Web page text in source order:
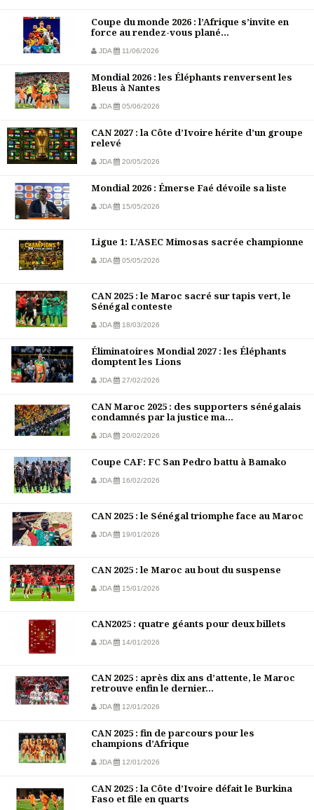
Coupe du monde 2026 : l’Afrique s’invite en
force au rendez-vous plané...
JDA 11/06/2026
Mondial 2026 : les Éléphants renversent les
Bleus à Nantes
JDA 05/06/2026
CAN 2027 : la Côte d’Ivoire hérite d’un groupe
relevé
JDA 20/05/2026
Mondial 2026 : Émerse Faé dévoile sa liste
JDA 15/05/2026
Ligue 1: L’ASEC Mimosas sacrée championne
JDA 05/05/2026
CAN 2025 : le Maroc sacré sur tapis vert, le
Sénégal conteste
JDA 18/03/2026
Éliminatoires Mondial 2027 : les Éléphants
domptent les Lions
JDA 27/02/2026
CAN Maroc 2025 : des supporters sénégalais
condamnés par la justice ma...
JDA 20/02/2026
Coupe CAF: FC San Pedro battu à Bamako
JDA 16/02/2026
CAN 2025 : le Sénégal triomphe face au Maroc
JDA 19/01/2026
CAN 2025 : le Maroc au bout du suspense
JDA 15/01/2026
CAN2025 : quatre géants pour deux billets
JDA 14/01/2026
CAN 2025 : après dix ans d’attente, le Maroc
retrouve enfin le dernier...
JDA 12/01/2026
CAN 2025 : fin de parcours pour les
champions d’Afrique
JDA 12/01/2026
CAN 2025 : la Côte d’Ivoire défait le Burkina
Faso et file en quarts